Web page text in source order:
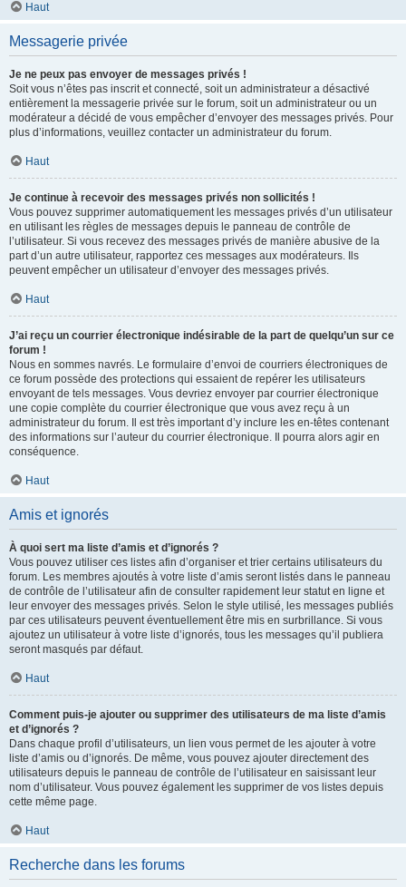
Haut
Messagerie privée
Je ne peux pas envoyer de messages privés !
Soit vous n’êtes pas inscrit et connecté, soit un administrateur a désactivé
entièrement la messagerie privée sur le forum, soit un administrateur ou un
modérateur a décidé de vous empêcher d’envoyer des messages privés. Pour
plus d’informations, veuillez contacter un administrateur du forum.
Haut
Je continue à recevoir des messages privés non sollicités !
Vous pouvez supprimer automatiquement les messages privés d’un utilisateur
en utilisant les règles de messages depuis le panneau de contrôle de
l’utilisateur. Si vous recevez des messages privés de manière abusive de la
part d’un autre utilisateur, rapportez ces messages aux modérateurs. Ils
peuvent empêcher un utilisateur d’envoyer des messages privés.
Haut
J’ai reçu un courrier électronique indésirable de la part de quelqu’un sur ce
forum !
Nous en sommes navrés. Le formulaire d’envoi de courriers électroniques de
ce forum possède des protections qui essaient de repérer les utilisateurs
envoyant de tels messages. Vous devriez envoyer par courrier électronique
une copie complète du courrier électronique que vous avez reçu à un
administrateur du forum. Il est très important d’y inclure les en-têtes contenant
des informations sur l’auteur du courrier électronique. Il pourra alors agir en
conséquence.
Haut
Amis et ignorés
À quoi sert ma liste d’amis et d’ignorés ?
Vous pouvez utiliser ces listes afin d’organiser et trier certains utilisateurs du
forum. Les membres ajoutés à votre liste d’amis seront listés dans le panneau
de contrôle de l’utilisateur afin de consulter rapidement leur statut en ligne et
leur envoyer des messages privés. Selon le style utilisé, les messages publiés
par ces utilisateurs peuvent éventuellement être mis en surbrillance. Si vous
ajoutez un utilisateur à votre liste d’ignorés, tous les messages qu’il publiera
seront masqués par défaut.
Haut
Comment puis-je ajouter ou supprimer des utilisateurs de ma liste d’amis
et d’ignorés ?
Dans chaque profil d’utilisateurs, un lien vous permet de les ajouter à votre
liste d’amis ou d’ignorés. De même, vous pouvez ajouter directement des
utilisateurs depuis le panneau de contrôle de l’utilisateur en saisissant leur
nom d’utilisateur. Vous pouvez également les supprimer de vos listes depuis
cette même page.
Haut
Recherche dans les forums